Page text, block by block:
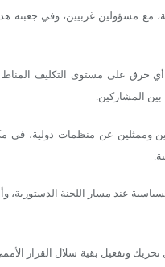
خرق على مستوى التكليف المناط
بين المشاركين.
وممثلين عن منظمات دولية، في
وتفعيل بقية سلال القرار